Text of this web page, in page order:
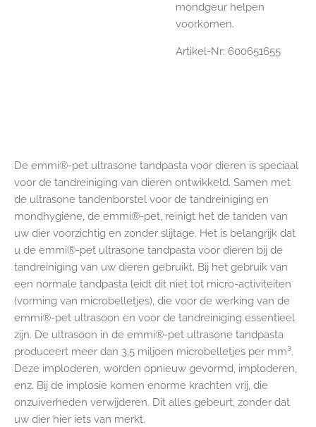
mondgeur helpen
voorkomen.
Artikel-Nr: 600651655
De emmi®-pet ultrasone tandpasta voor dieren is speciaal
voor de tandreiniging van dieren ontwikkeld. Samen met
de ultrasone tandenborstel voor de tandreiniging en
mondhygiëne, de emmi®-pet, reinigt het de tanden van
uw dier voorzichtig en zonder slijtage. Het is belangrijk dat
u de emmi®-pet ultrasone tandpasta voor dieren bij de
tandreiniging van uw dieren gebruikt. Bij het gebruik van
een normale tandpasta leidt dit niet tot micro-activiteiten
(vorming van microbelletjes), die voor de werking van de
emmi®-pet ultrasoon en voor de tandreiniging essentieel
zijn. De ultrasoon in de emmi®-pet ultrasone tandpasta
produceert meer dan 3,5 miljoen microbelletjes per mm³.
Deze imploderen, worden opnieuw gevormd, imploderen,
enz. Bij de implosie komen enorme krachten vrij, die
onzuiverheden verwijderen. Dit alles gebeurt, zonder dat
uw dier hier iets van merkt.